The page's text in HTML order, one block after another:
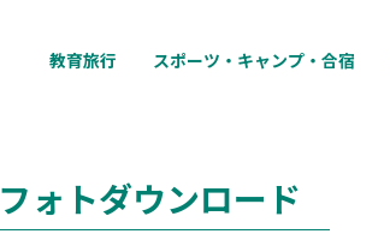
教育旅行
スポーツ・キャンプ・合宿
フォトダウンロード